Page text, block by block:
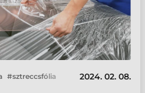
sztreccsfólia 2024. 02. 08.